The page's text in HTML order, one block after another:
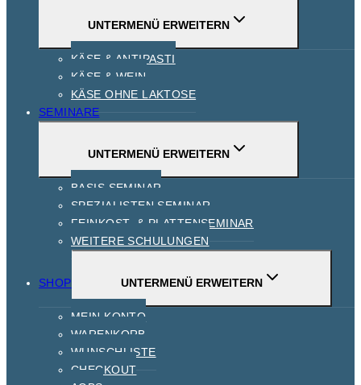
UNTERMENÜ ERWEITERN
KÄSE & ANTIPASTI
KÄSE & WEIN
KÄSE OHNE LAKTOSE
SEMINARE
UNTERMENÜ ERWEITERN
BASIS SEMINAR
SPEZIALISTEN SEMINAR
FEINKOST- & PLATTENSEMINAR
WEITERE SCHULUNGEN
SHOP UNTERMENÜ ERWEITERN
MEIN KONTO
WARENKORB
WUNSCHLISTE
CHECKOUT